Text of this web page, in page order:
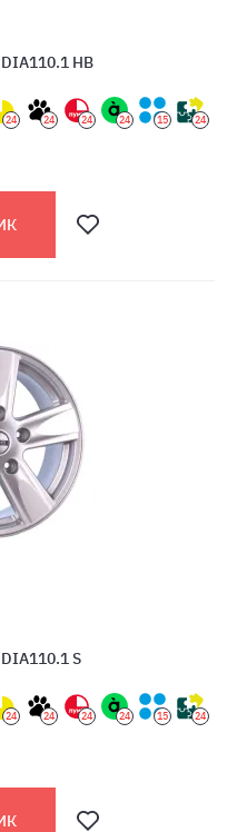
HB
24 24 24 24 15 24
S
24 24 24 24 15 24